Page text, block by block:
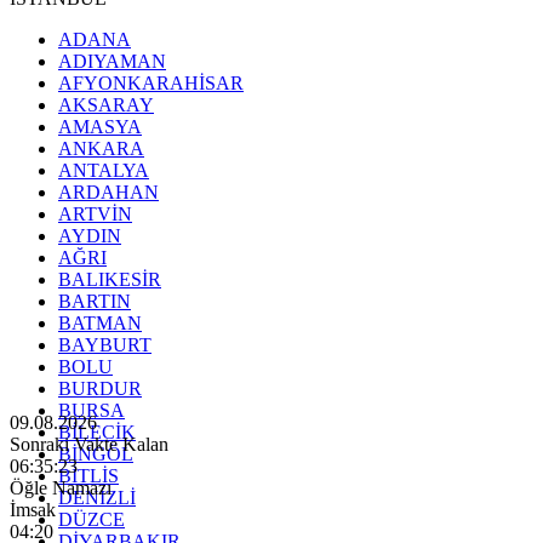
ADANA
ADIYAMAN
AFYONKARAHİSAR
AKSARAY
AMASYA
ANKARA
ANTALYA
ARDAHAN
ARTVİN
AYDIN
AĞRI
BALIKESİR
BARTIN
BATMAN
BAYBURT
BOLU
BURDUR
BURSA
BİLECİK
BİNGÖL
BİTLİS
DENİZLİ
DÜZCE
09.08.2026
Sonraki Vakte Kalan
06:35:21
Öğle Namazı
İmsak
04:20